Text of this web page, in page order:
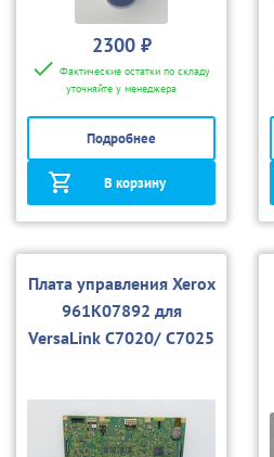
2300 ₽
Фактические остатки по складу
уточняйте у менеджера
Подробнее
В корзину
Плата управления Xerox
961K07892 для
VersaLink C7020/ C7025